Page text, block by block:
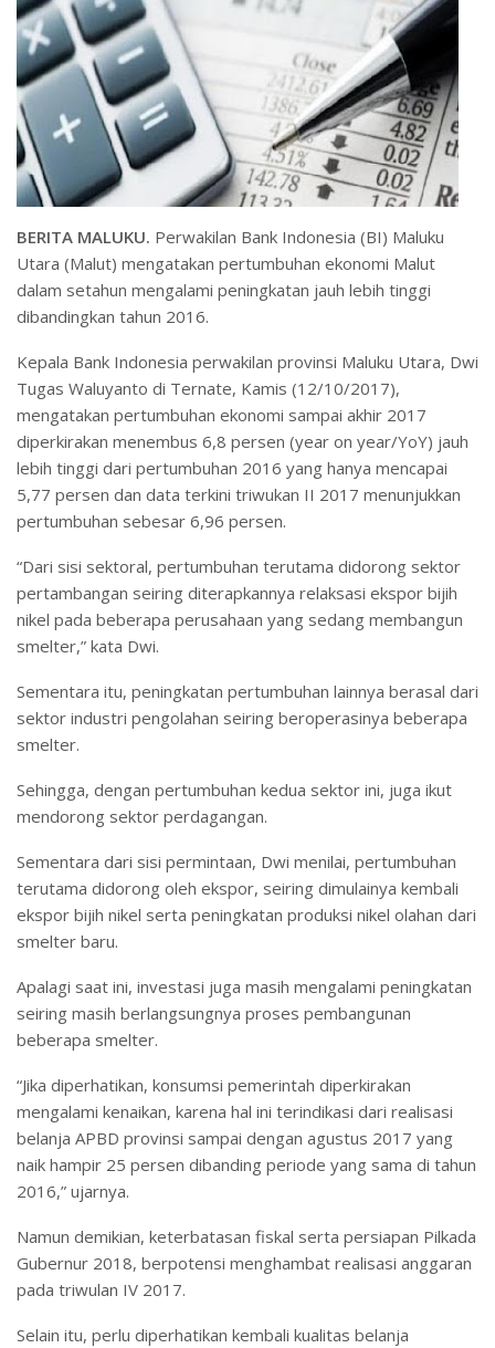
BERITA MALUKU. Perwakilan Bank Indonesia (BI) Maluku
Utara (Malut) mengatakan pertumbuhan ekonomi Malut
dalam setahun mengalami peningkatan jauh lebih tinggi
dibandingkan tahun 2016.
Kepala Bank Indonesia perwakilan provinsi Maluku Utara, Dwi
Tugas Waluyanto di Ternate, Kamis (12/10/2017),
mengatakan pertumbuhan ekonomi sampai akhir 2017
diperkirakan menembus 6,8 persen (year on year/YoY) jauh
lebih tinggi dari pertumbuhan 2016 yang hanya mencapai
5,77 persen dan data terkini triwukan II 2017 menunjukkan
pertumbuhan sebesar 6,96 persen.
“Dari sisi sektoral, pertumbuhan terutama didorong sektor
pertambangan seiring diterapkannya relaksasi ekspor bijih
nikel pada beberapa perusahaan yang sedang membangun
smelter,” kata Dwi.
Sementara itu, peningkatan pertumbuhan lainnya berasal dari
sektor industri pengolahan seiring beroperasinya beberapa
smelter.
Sehingga, dengan pertumbuhan kedua sektor ini, juga ikut
mendorong sektor perdagangan.
Sementara dari sisi permintaan, Dwi menilai, pertumbuhan
terutama didorong oleh ekspor, seiring dimulainya kembali
ekspor bijih nikel serta peningkatan produksi nikel olahan dari
smelter baru.
Apalagi saat ini, investasi juga masih mengalami peningkatan
seiring masih berlangsungnya proses pembangunan
beberapa smelter.
“Jika diperhatikan, konsumsi pemerintah diperkirakan
mengalami kenaikan, karena hal ini terindikasi dari realisasi
belanja APBD provinsi sampai dengan agustus 2017 yang
naik hampir 25 persen dibanding periode yang sama di tahun
2016,” ujarnya.
Namun demikian, keterbatasan fiskal serta persiapan Pilkada
Gubernur 2018, berpotensi menghambat realisasi anggaran
pada triwulan IV 2017.
Selain itu, perlu diperhatikan kembali kualitas belanja